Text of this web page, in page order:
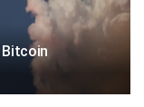
Bitcoin